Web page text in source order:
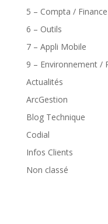
5 – Compta / Finance
6 – Outils
7 – Appli Mobile
9 – Environnement /
Actualités
ArcGestion
Blog Technique
Codial
Infos Clients
Non classé